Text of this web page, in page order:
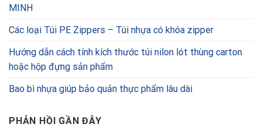
MINH
Các loại Túi PE Zippers – Túi nhựa có khóa zipper
Hướng dẫn cách tính kích thước túi nilon lót thùng carton
hoặc hộp đựng sản phẩm
Bao bì nhựa giúp bảo quản thực phẩm lâu dài
PHẢN HỒI GẦN ĐÂY